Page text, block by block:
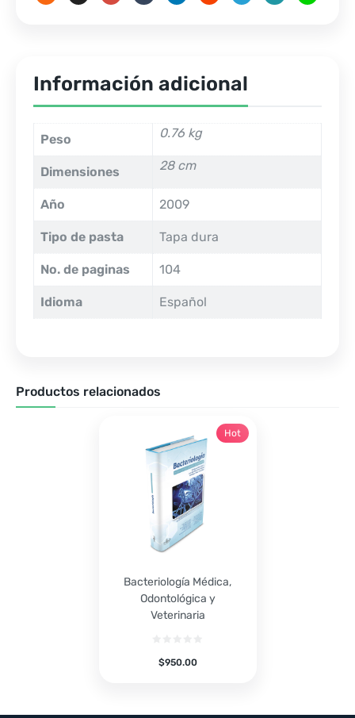
Información adicional
Peso 0.76 kg
Dimensiones 28 cm
Año 2009
Tipo de pasta Tapa dura
No. de paginas 104
Idioma Español
Productos relacionados
Bacteriología Médica,
Odontológica y
Veterinaria
$950.00
Hot